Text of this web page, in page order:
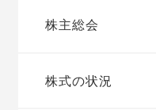
株主総会
株式の状況